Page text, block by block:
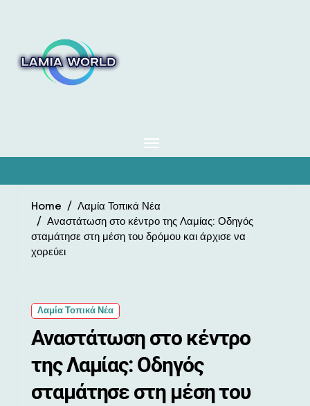
Home
Λαμία Τοπικά Νέα
Αναστάτωση στο κέντρο της Λαμίας: Οδηγός
σταμάτησε στη μέση του δρόμου και άρχισε να
χορεύει
Λαμία Τοπικά Νέα
Αναστάτωση στο κέντρο
της Λαμίας: Οδηγός
σταμάτησε στη μέση του